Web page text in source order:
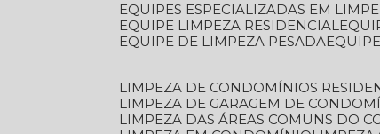
EQUIPES ESPECIALIZADAS EM
EQUIPE LIMPEZA RESIDENCIAL
EQUIPE DE LIMPEZA PESADA
LIMPEZA DE CONDOMÍNIOS
LIMPEZA DE GARAGEM DE
LIMPEZA DAS ÁREAS COMUNS DO